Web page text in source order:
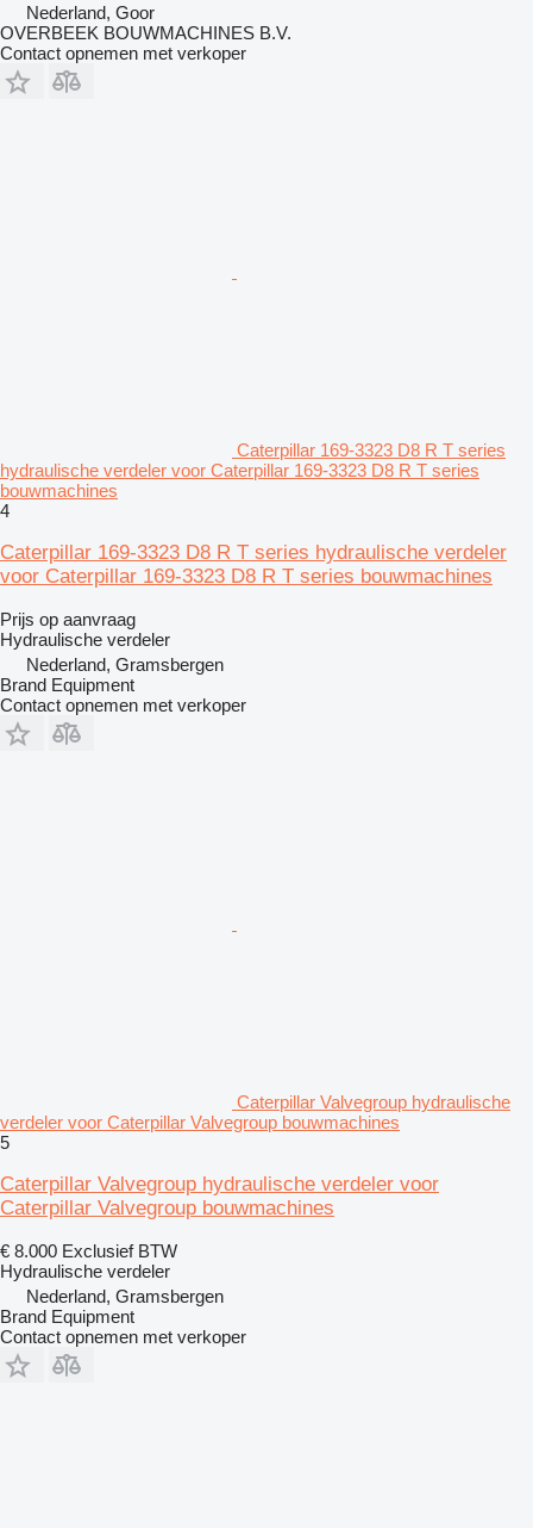
Nederland, Goor
OVERBEEK BOUWMACHINES B.V.
Contact opnemen met verkoper
Caterpillar 169-3323 D8 R T series
hydraulische verdeler voor Caterpillar 169-3323 D8 R T series
bouwmachines
4
Caterpillar 169-3323 D8 R T series hydraulische verdeler
voor Caterpillar 169-3323 D8 R T series bouwmachines
Prijs op aanvraag
Hydraulische verdeler
Nederland, Gramsbergen
Brand Equipment
Contact opnemen met verkoper
Caterpillar Valvegroup hydraulische
verdeler voor Caterpillar Valvegroup bouwmachines
5
Caterpillar Valvegroup hydraulische verdeler voor
Caterpillar Valvegroup bouwmachines
€ 8.000 Exclusief BTW
Hydraulische verdeler
Nederland, Gramsbergen
Brand Equipment
Contact opnemen met verkoper